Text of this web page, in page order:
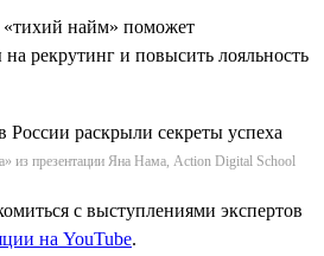
найм» поможет
на рекрутинг и повысить лояльность
из презентации Яна Нама, Action Digital School
с выступлениями экспертов
на YouTube.